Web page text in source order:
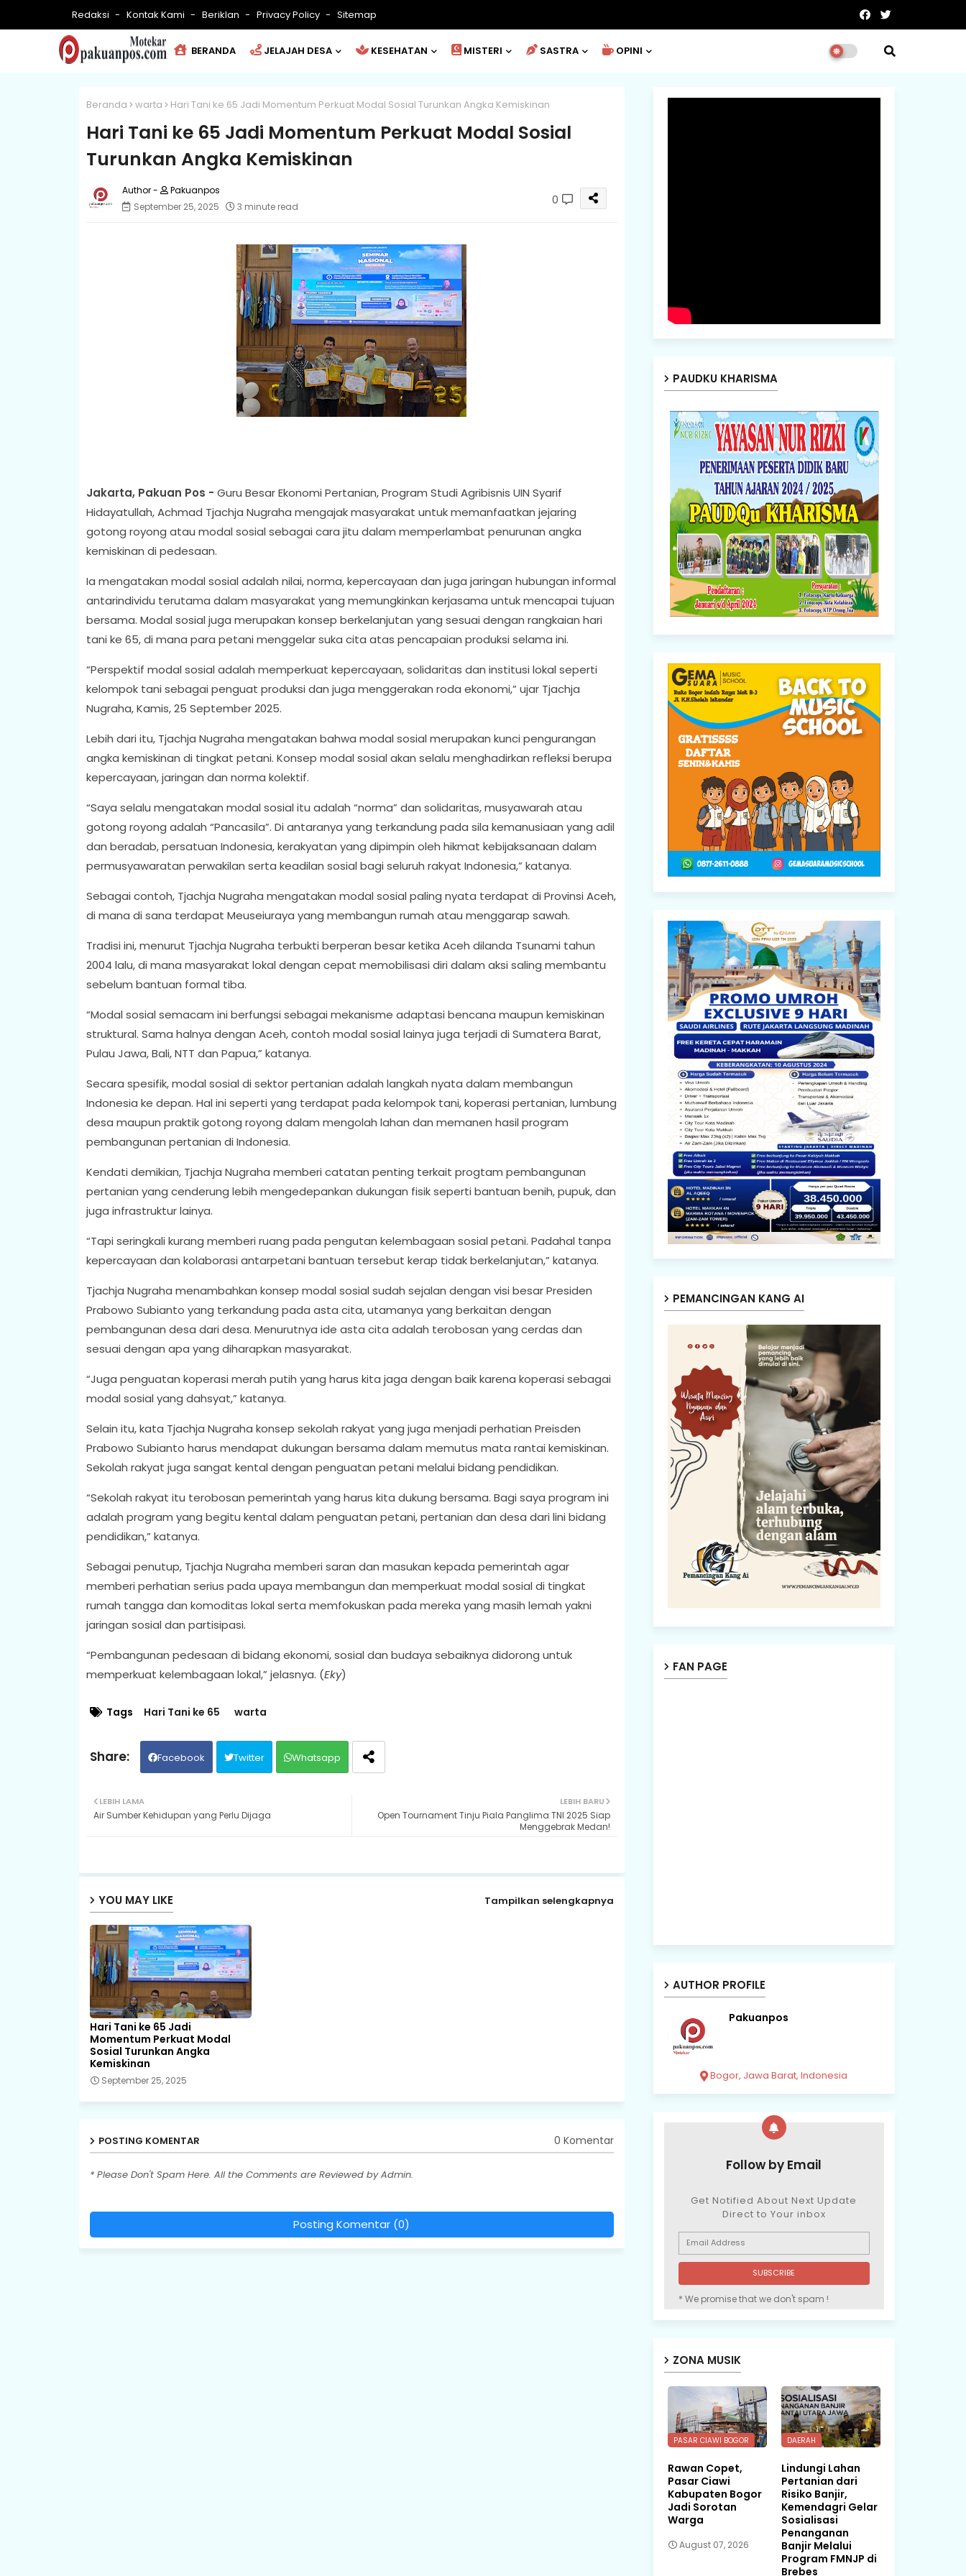
Redaksi Kontak Kami Beriklan Privacy Policy Sitemap
BERANDA JELAJAH DESA KESEHATAN MISTERI SASTRA OPINI
Beranda warta Hari Tani ke 65 Jadi Momentum Perkuat Modal Sosial Turunkan Angka Kemiskinan
Hari Tani ke 65 Jadi Momentum Perkuat Modal Sosial
Turunkan Angka Kemiskinan
Pakuanpos
September 25, 2025
3 minute read 0
Jakarta, Pakuan Pos - Guru Besar Ekonomi Pertanian, Program Studi Agribisnis UIN Syarif
Hidayatullah, Achmad Tjachja Nugraha mengajak masyarakat untuk memanfaatkan jejaring
gotong royong atau modal sosial sebagai cara jitu dalam memperlambat penurunan angka
kemiskinan di pedesaan.
Ia mengatakan modal sosial adalah nilai, norma, kepercayaan dan juga jaringan hubungan informal
antarindividu terutama dalam masyarakat yang memungkinkan kerjasama untuk mencapai tujuan
bersama. Modal sosial juga merupakan konsep berkelanjutan yang sesuai dengan rangkaian hari
tani ke 65, di mana para petani menggelar suka cita atas pencapaian produksi selama ini.
“Perspektif modal sosial adalah memperkuat kepercayaan, solidaritas dan institusi lokal seperti
kelompok tani sebagai penguat produksi dan juga menggerakan roda ekonomi,” ujar Tjachja
Nugraha, Kamis, 25 September 2025.
Lebih dari itu, Tjachja Nugraha mengatakan bahwa modal sosial merupakan kunci pengurangan
angka kemiskinan di tingkat petani. Konsep modal sosial akan selalu menghadirkan refleksi berupa
kepercayaan, jaringan dan norma kolektif.
“Saya selalu mengatakan modal sosial itu adalah “norma” dan solidaritas, musyawarah atau
gotong royong adalah “Pancasila”. Di antaranya yang terkandung pada sila kemanusiaan yang adil
dan beradab, persatuan Indonesia, kerakyatan yang dipimpin oleh hikmat kebijaksanaan dalam
permusyawaratan perwakilan serta keadilan sosial bagi seluruh rakyat Indonesia,” katanya.
Sebagai contoh, Tjachja Nugraha mengatakan modal sosial paling nyata terdapat di Provinsi Aceh,
di mana di sana terdapat Meuseiuraya yang membangun rumah atau menggarap sawah.
Tradisi ini, menurut Tjachja Nugraha terbukti berperan besar ketika Aceh dilanda Tsunami tahun
2004 lalu, di mana masyarakat lokal dengan cepat memobilisasi diri dalam aksi saling membantu
sebelum bantuan formal tiba.
“Modal sosial semacam ini berfungsi sebagai mekanisme adaptasi bencana maupun kemiskinan
struktural. Sama halnya dengan Aceh, contoh modal sosial lainya juga terjadi di Sumatera Barat,
Pulau Jawa, Bali, NTT dan Papua,” katanya.
Secara spesifik, modal sosial di sektor pertanian adalah langkah nyata dalam membangun
Indonesia ke depan. Hal ini seperti yang terdapat pada kelompok tani, koperasi pertanian, lumbung
desa maupun praktik gotong royong dalam mengolah lahan dan memanen hasil program
pembangunan pertanian di Indonesia.
Kendati demikian, Tjachja Nugraha memberi catatan penting terkait progtam pembangunan
pertanian yang cenderung lebih mengedepankan dukungan fisik seperti bantuan benih, pupuk, dan
juga infrastruktur lainya.
“Tapi seringkali kurang memberi ruang pada pengutan kelembagaan sosial petani. Padahal tanpa
kepercayaan dan kolaborasi antarpetani bantuan tersebut kerap tidak berkelanjutan,” katanya.
Tjachja Nugraha menambahkan konsep modal sosial sudah sejalan dengan visi besar Presiden
Prabowo Subianto yang terkandung pada asta cita, utamanya yang berkaitan dengan
pembangunan desa dari desa. Menurutnya ide asta cita adalah terobosan yang cerdas dan
sesuai dengan apa yang diharapkan masyarakat.
“Juga penguatan koperasi merah putih yang harus kita jaga dengan baik karena koperasi sebagai
modal sosial yang dahsyat,” katanya.
Selain itu, kata Tjachja Nugraha konsep sekolah rakyat yang juga menjadi perhatian Preisden
Prabowo Subianto harus mendapat dukungan bersama dalam memutus mata rantai kemiskinan.
Sekolah rakyat juga sangat kental dengan penguatan petani melalui bidang pendidikan.
“Sekolah rakyat itu terobosan pemerintah yang harus kita dukung bersama. Bagi saya program ini
adalah program yang begitu kental dalam penguatan petani, pertanian dan desa dari lini bidang
pendidikan,” katanya.
Sebagai penutup, Tjachja Nugraha memberi saran dan masukan kepada pemerintah agar
memberi perhatian serius pada upaya membangun dan memperkuat modal sosial di tingkat
rumah tangga dan komoditas lokal serta memfokuskan pada mereka yang masih lemah yakni
jaringan sosial dan partisipasi.
“Pembangunan pedesaan di bidang ekonomi, sosial dan budaya sebaiknya didorong untuk
memperkuat kelembagaan lokal,” jelasnya. (Eky)
Tags Hari Tani ke 65 warta
Facebook Twitter Whatsapp
LEBIH BARU
Open Tournament Tinju Piala Panglima TNI 2025 Siap
Menggebrak Medan!
LEBIH LAMA
Air Sumber Kehidupan yang Perlu Dijaga
YOU MAY LIKE Tampilkan selengkapnya
Hari Tani ke 65 Jadi
Momentum Perkuat Modal
Sosial Turunkan Angka
Kemiskinan
September 25, 2025
POSTING KOMENTAR 0 Komentar
* Please Don't Spam Here. All the Comments are Reviewed by Admin.
Posting Komentar (0)
PAUDKU KHARISMA
PEMANCINGAN KANG AI
FAN PAGE
AUTHOR PROFILE
Pakuanpos
Bogor, Jawa Barat, Indonesia
Follow by Email
Get Notified About Next Update
Direct to Your inbox
* We promise that we don't spam !
ZONA MUSIK
PASAR CIAWI BOGOR
Rawan Copet,
Pasar Ciawi
Kabupaten Bogor
Jadi Sorotan
Warga
August 07, 2026
DAERAH
Lindungi Lahan
Pertanian dari
Risiko Banjir,
Kemendagri Gelar
Sosialisasi
Penanganan
Banjir Melalui
Program FMNJP di
Brebes